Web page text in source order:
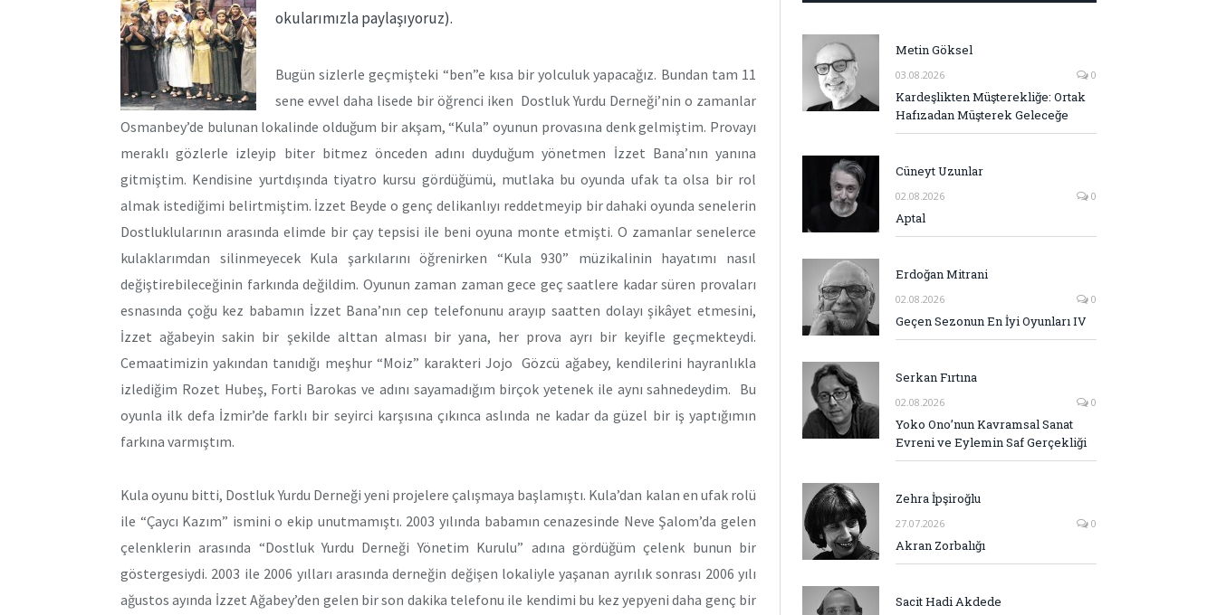
okularımızla paylaşıyoruz).
Bugün sizlerle geçmişteki “ben”e kısa bir yolculuk yapacağız. Bundan tam 11
sene evvel daha lisede bir öğrenci iken Dostluk Yurdu Derneği’nin o zamanlar
Osmanbey’de bulunan lokalinde olduğum bir akşam, “Kula” oyunun provasına denk gelmiştim. Provayı
meraklı gözlerle izleyip biter bitmez önceden adını duyduğum yönetmen İzzet Bana’nın yanına
gitmiştim. Kendisine yurtdışında tiyatro kursu gördüğümü, mutlaka bu oyunda ufak ta olsa bir rol
almak istediğimi belirtmiştim. İzzet Beyde o genç delikanlıyı reddetmeyip bir dahaki oyunda senelerin
Dostluklularının arasında elimde bir çay tepsisi ile beni oyuna monte etmişti. O zamanlar senelerce
kulaklarımdan silinmeyecek Kula şarkılarını öğrenirken “Kula 930” müzikalinin hayatımı nasıl
değiştirebileceğinin farkında değildim. Oyunun zaman zaman gece geç saatlere kadar süren provaları
esnasında çoğu kez babamın İzzet Bana’nın cep telefonunu arayıp saatten dolayı şikâyet etmesini,
İzzet ağabeyin sakin bir şekilde alttan alması bir yana, her prova ayrı bir keyifle geçmekteydi.
Cemaatimizin yakından tanıdığı meşhur “Moiz” karakteri Jojo Gözcü ağabey, kendilerini hayranlıkla
izlediğim Rozet Hubeş, Forti Barokas ve adını sayamadığım birçok yetenek ile aynı sahnedeydim. Bu
oyunla ilk defa İzmir’de farklı bir seyirci karşısına çıkınca aslında ne kadar da güzel bir iş yaptığımın
farkına varmıştım.
Kula oyunu bitti, Dostluk Yurdu Derneği yeni projelere çalışmaya başlamıştı. Kula’dan kalan en ufak rolü
ile “Çaycı Kazım” ismini o ekip unutmamıştı. 2003 yılında babamın cenazesinde Neve Şalom’da gelen
çelenklerin arasında “Dostluk Yurdu Derneği Yönetim Kurulu” adına gördüğüm çelenk bunun bir
göstergesiydi. 2003 ile 2006 yılları arasında derneğin değişen lokaliyle yaşanan ayrılık sonrası 2006 yılı
ağustos ayında İzzet Ağabey’den gelen bir son dakika telefonu ile kendimi bu kez yepyeni daha genç bir
Metin Göksel
03.08.2026 0
Kardeşlikten Müşterekliğe: Ortak
Hafızadan Müşterek Geleceğe
Cüneyt Uzunlar
02.08.2026 0
Aptal
Erdoğan Mitrani
02.08.2026 0
Geçen Sezonun En İyi Oyunları IV
Serkan Fırtına
02.08.2026 0
Yoko Ono’nun Kavramsal Sanat
Evreni ve Eylemin Saf Gerçekliği
Zehra İpşiroğlu
27.07.2026 0
Akran Zorbalığı
Sacit Hadi Akdede